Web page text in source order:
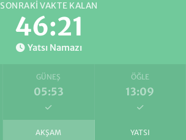
SONRAKI VAKTE KALAN
46:20
Yatsı Namazı
GÜNEŞ
05:53
ÖĞLE
13:09
AKŞAM YATSI